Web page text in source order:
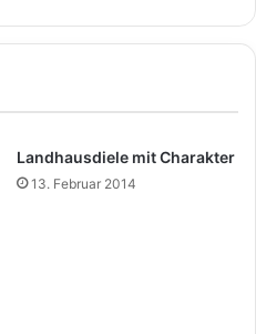
Landhausdiele mit Charakter
13. Februar 2014